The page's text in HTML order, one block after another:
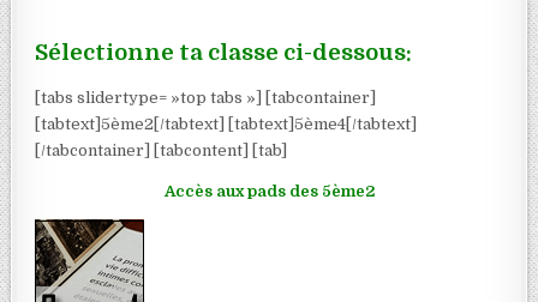
Sélectionne ta classe ci-dessous:
[tabs slidertype= »top tabs »] [tabcontainer]
[tabtext]5ème2[/tabtext] [tabtext]5ème4[/tabtext]
[/tabcontainer] [tabcontent] [tab]
Accès aux pads des 5ème2